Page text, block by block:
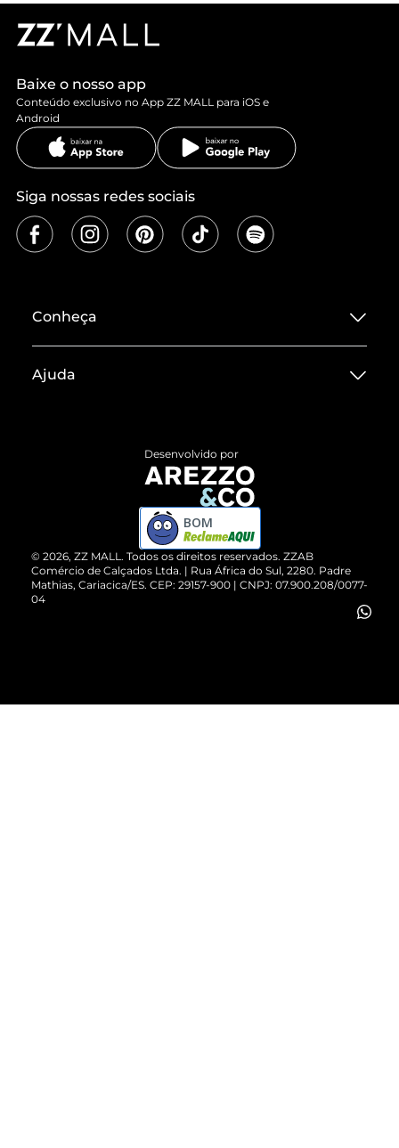
Baixe o nosso app
Conteúdo exclusivo no App ZZ MALL para iOS e
Android
Siga nossas redes sociais
Conheça
Termos de Uso
ZZ MALL é confiável
Cartão Presente
Vendas Corporativas
Ajuda
Devolução do Produto
Compre pelo WhatsApp
© 2026, ZZ MALL. Todos os direitos reservados. ZZAB
Comércio de Calçados Ltda. | Rua África do Sul, 2280. Padre
Mathias, Cariacica/ES. CEP: 29157-900 | CNPJ: 07.900.208/0077-
04
Desenvolvido por
BOM